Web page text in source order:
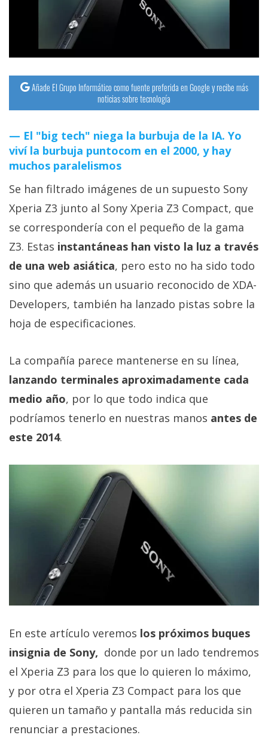
Operadores
Trucos
Tutoriales
Ciberseguridad
Sistemas
operativos
Profesional
+
Más
temas
Sorteos
Foros
Contacto
Sobre
nosotros
Cambiar
opciones
privacidad
Legal
comunicación
digital donde
encontrarás
todas las
tecnología,
móviles,
ordenadores,
apps,
Añade El Grupo Informático como fuente preferida en Google y recibe más
noticias sobre tecnología
El "big tech" niega la burbuja de la IA. Yo
viví la burbuja puntocom en el 2000, y hay
muchos paralelismos
Se han filtrado imágenes de un supuesto Sony
Xperia Z3 junto al Sony Xperia Z3 Compact, que
se correspondería con el pequeño de la gama
Z3. Estas instantáneas han visto la luz a través
de una web asiática, pero esto no ha sido todo
sino que además un usuario reconocido de XDA-
Developers, también ha lanzado pistas sobre la
hoja de especificaciones.
La compañía parece mantenerse en su línea,
lanzando terminales aproximadamente cada
medio año, por lo que todo indica que
podríamos tenerlo en nuestras manos antes de
este 2014.
En este artículo veremos los próximos buques
insignia de Sony, donde por un lado tendremos
el Xperia Z3 para los que lo quieren lo máximo,
y por otra el Xperia Z3 Compact para los que
quieren un tamaño y pantalla más reducida sin
renunciar a prestaciones.